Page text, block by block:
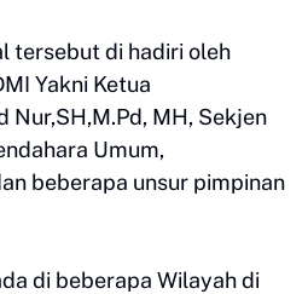
tersebut di hadiri oleh
Yakni Ketua
Nur,SH,M.Pd, MH, Sekjen
Umum,
beberapa unsur pimpinan
di beberapa Wilayah di